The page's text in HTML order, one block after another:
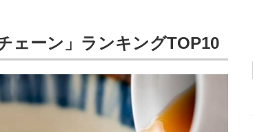
ェーン」ランキングTOP10